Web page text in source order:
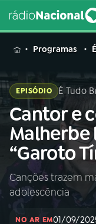
MENU
Buscar
na
Rádio
Nacional
INÍCIO
Programas
EPISÓDIO É Tudo
Cantor e
Malherbe
“Garoto
Canções trazem
adolescência
NO AR EM01/09/